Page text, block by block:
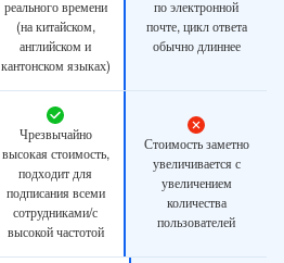
реального времени
(на китайском,
английском и
кантонском языках)
по электронной
почте, цикл ответа
обычно длиннее
Чрезвычайно
высокая стоимость,
подходит для
подписания всеми
сотрудниками/с
высокой частотой
Стоимость заметно
увеличивается с
увеличением
количества
пользователей